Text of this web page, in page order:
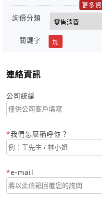
更多
詢價分類
關鍵字 加
連絡資訊
公司統編
我們怎麼稱呼你？
e-mail